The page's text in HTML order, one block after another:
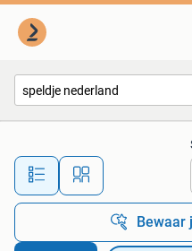
Alle
Bewaar